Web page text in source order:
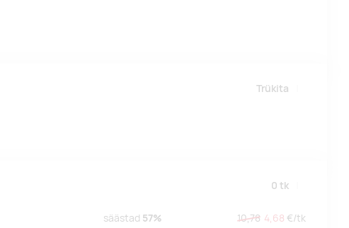
Trükita
0 tk
säästad 57% 10,78 4,68 €/tk